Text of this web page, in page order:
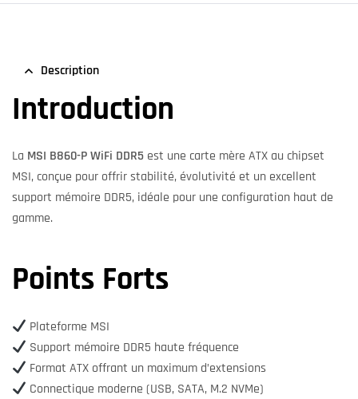
Description
Introduction
La MSI B860-P WiFi DDR5 est une carte mère ATX au chipset
MSI, conçue pour offrir stabilité, évolutivité et un excellent
support mémoire DDR5, idéale pour une configuration haut de
gamme.
Points Forts
Plateforme MSI
Support mémoire DDR5 haute fréquence
Format ATX offrant un maximum d’extensions
Connectique moderne (USB, SATA, M.2 NVMe)